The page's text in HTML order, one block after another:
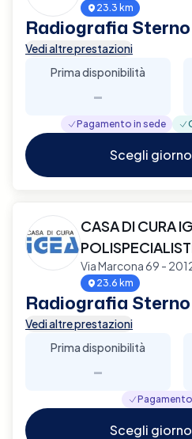
23.3 km
Radiografia
Vedi altre prestazioni
Prima disponibilità
-
Pagamento in sede
Scegli
CASA DI CURA
Via Marcona 69 -
23.6 km
Radiografia
Vedi altre prestazioni
Prima disponibilità
-
Scegli